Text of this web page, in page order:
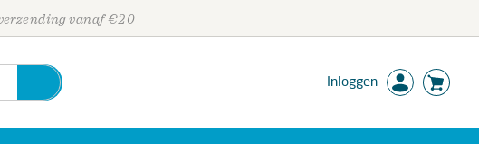
vanaf €20
Inloggen